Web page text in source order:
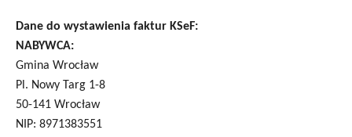
Dane do wystawienia faktur KSeF:
NABYWCA:
Gmina Wrocław
Pl. Nowy Targ 1-8
50-141 Wrocław
NIP: 8971383551